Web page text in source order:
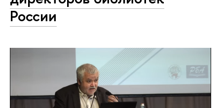
России